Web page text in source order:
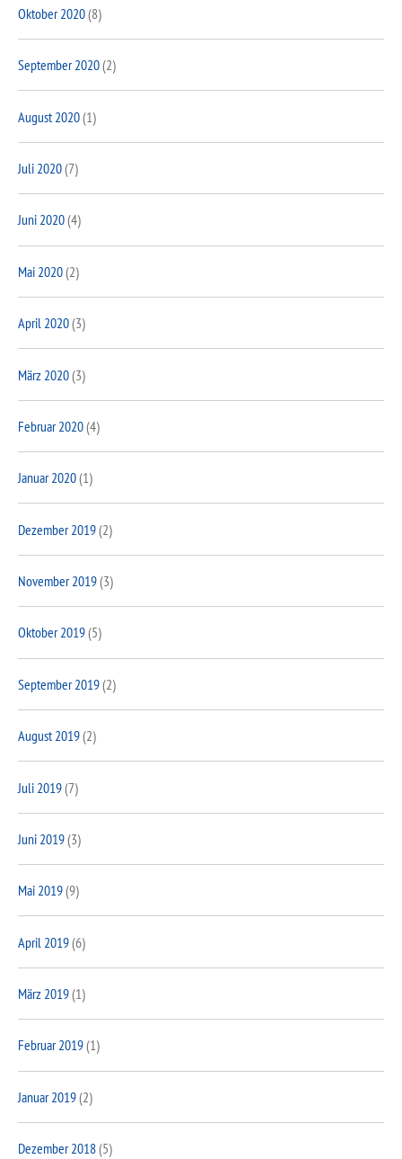
Oktober 2020(8)
September 2020(2)
August 2020(1)
Juli 2020(7)
Juni 2020(4)
Mai 2020(2)
April 2020(3)
März 2020(3)
Februar 2020(4)
Januar 2020(1)
Dezember 2019(2)
November 2019(3)
Oktober 2019(5)
September 2019(2)
August 2019(2)
Juli 2019(7)
Juni 2019(3)
Mai 2019(9)
April 2019(6)
März 2019(1)
Februar 2019(1)
Januar 2019(2)
Dezember 2018(5)